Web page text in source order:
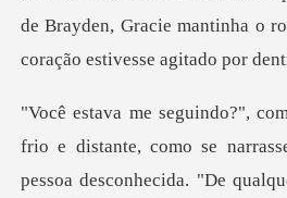
Loja
Sair
de Brayden, Gracie mantinha o
e, como se
pessoa desconhecida. "De q